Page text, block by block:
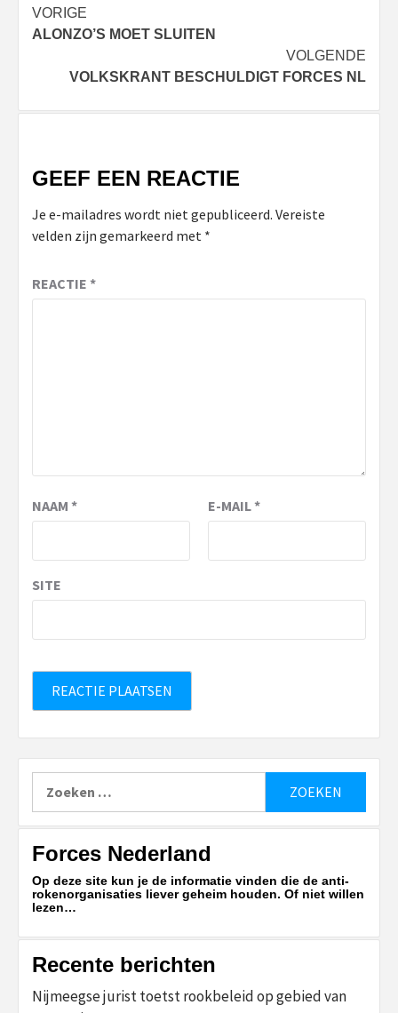
Bericht
navigatie
VORIGE
ALONZO’S MOET SLUITEN
VOLGENDE
VOLKSKRANT BESCHULDIGT FORCES NL
GEEF EEN REACTIE
Je e-mailadres wordt niet gepubliceerd. Vereiste
velden zijn gemarkeerd met *
REACTIE *
NAAM * E-MAIL*
SITE
naar:
Forces Nederland
Op deze site kun je de informatie vinden die de anti-
rokenorganisaties liever geheim houden. Of niet willen
lezen…
Recente berichten
Nijmeegse jurist toetst rookbeleid op gebied van